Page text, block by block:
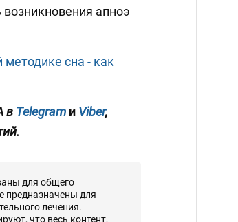
апноэ
методике сна - как
в Telegram и Viber,
для общего
предназначены для
лечения.
что весь контент,